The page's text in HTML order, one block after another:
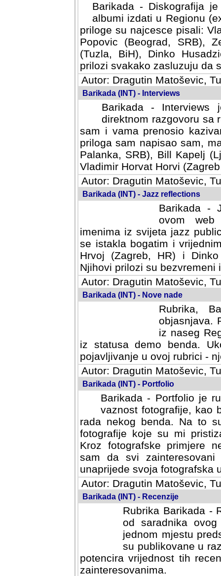
Barikada - Diskografija
albumi izdati u Regionu
priloge su najcesce pisali:
Popovic (Beograd, SRB),
(Tuzla, BiH), Dinko
prilozi svakako zasluzuju da
Autor: Dragutin Matoševic,
Barikada (INT) - Interviews
Barikada -
direktnom razgovoru sa
sam i vama prenosio
priloga sam napisao sam,
Palanka, SRB), Bill Kapelj
Vladimir Horvat Horvi
Autor: Dragutin Matoševic,
Barikada (INT) - Jazz reflections
Barikada -
ovom web
imenima iz svijeta jazz
se istakla bogatim i
Hrvoj (Zagreb, HR) i
Njihovi prilozi su bezvremeni
Autor: Dragutin Matoševic,
Barikada (INT) - Nove nade
Rubrika,
objasnjava.
iz naseg
iz statusa demo benda.
pojavljivanje u ovoj rubrici -
Autor: Dragutin Matoševic,
Barikada (INT) - Portfolio
Barikada - Portfolio je
vaznost fotografije, kao
rada nekog benda. Na to
fotografije koje su mi
fotografske primjere
svi zainteresovani
svoja fotografska umijeca.
Autor: Dragutin Matoševic,
Barikada (INT) - Recenzije
Rubrika Barikada -
od saradnika
jednom mjestu
su publikovane u
potencira vrijednost tih
zainteresovanima.